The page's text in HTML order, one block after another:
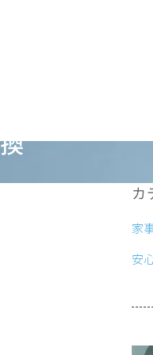
カ
家
安